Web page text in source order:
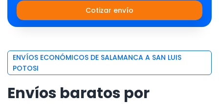
Cotizar envío
ENVÍOS ECONÓMICOS DE SALAMANCA A SAN LUIS
POTOSI
Envíos baratos por